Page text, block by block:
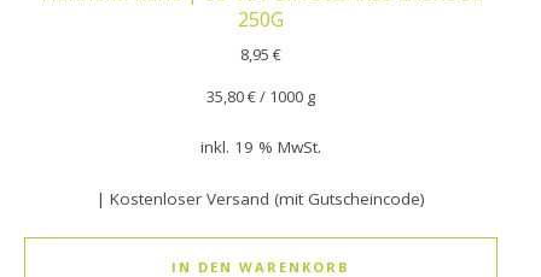
250G
8,95 €
35,80€/ 1000 g
inkl. 19 % MwSt.
| Kostenloser Versand (mit Gutscheincode)
IN DEN WARENKORB